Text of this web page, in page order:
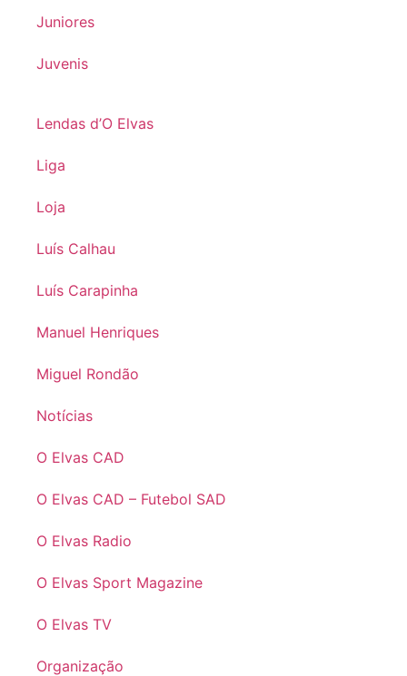
Juniores
Juvenis
Lendas d’O Elvas
Liga
Loja
Luís Calhau
Luís Carapinha
Manuel Henriques
Miguel Rondão
Notícias
O Elvas CAD
O Elvas CAD – Futebol SAD
O Elvas Radio
O Elvas Sport Magazine
O Elvas TV
Organização